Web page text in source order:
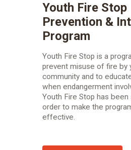
Youth Fire Stop
Prevention &
Program
Youth Fire Stop is a
prevent misuse of fire by
community and to
when endangerment
Youth Fire Stop has been
order to make the
effective.